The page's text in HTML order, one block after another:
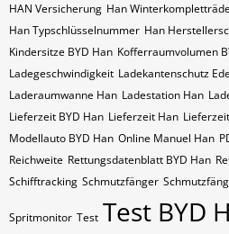
HAN Versicherung Han
Han​​​​ Typschlüsselnummer Han​​​​​
Kindersitze BYD Han Kofferraumvolumen
Ladegeschwindigkeit Ladekantenschutz
Laderaumwanne Han Ladestation Han
Lieferzeit BYD Han Lieferzeit Han
Modellauto BYD Han Online Manuel Han
Reichweite Rettungsdatenblatt BYD Han
Schifftracking Schmutzfänger
Spritmonitor Test Test BYD